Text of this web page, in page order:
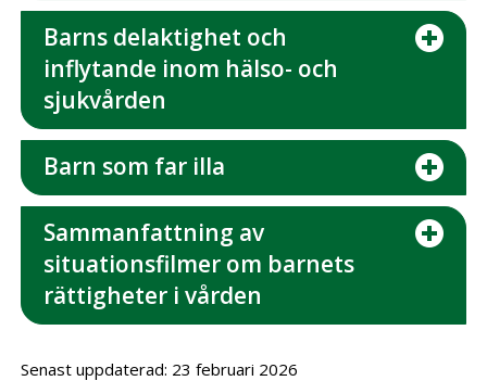
Barns delaktighet och
inflytande inom hälso- och
sjukvården
Barn som far illa
Sammanfattning av
situationsfilmer om barnets
rättigheter i vården
Senast uppdaterad: 23 februari 2026